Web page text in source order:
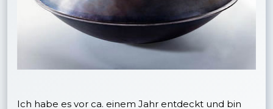
Ich habe es vor ca. einem Jahr entdeckt und bin